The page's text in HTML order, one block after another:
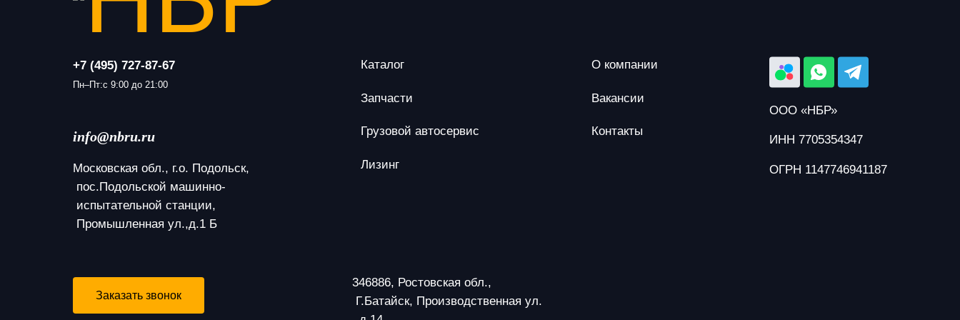
+7 (495) 727-87-67
Пн–Пт:с 9:00 до 21:00
info@nbru.ru
Московская обл., г.о. Подольск,
пос.Подольской машинно-
испытательной станции,
Промышленная ул.,д.1 Б
Каталог
Запчасти
Грузовой автосервис
Лизинг
О компании
Вакансии
Контакты
ООО «НБР»
ИНН 7705354347
ОГРН 1147746941187
Заказать звонок
346886, Ростовская обл.,
Г.Батайск, Производственная ул.